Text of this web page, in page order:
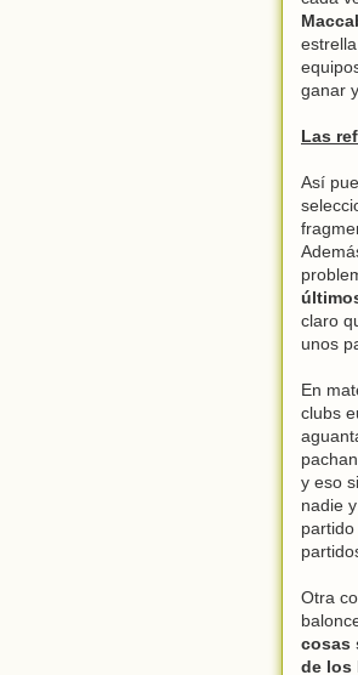
ganar
Las
Así
claro
unos
En
clubs
y eso
nadie
Otra
cosas
de los